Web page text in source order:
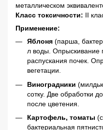
металлическом
Класс токсичности: II
Применение:
Яблоня (парша,
л воды. Опрыскивание
распускания почек.
вегетации.
Виноградники
сотку. Две обработки
после цветения.
Картофель, томаты
бактериальная